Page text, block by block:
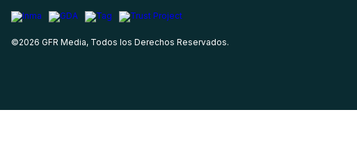
©2026 GFR Media, Todos los Derechos Reservados.